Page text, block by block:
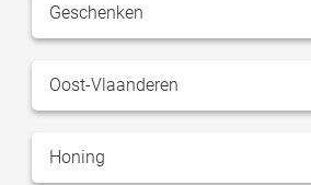
Geschenken
Oost-Vlaanderen
Honing